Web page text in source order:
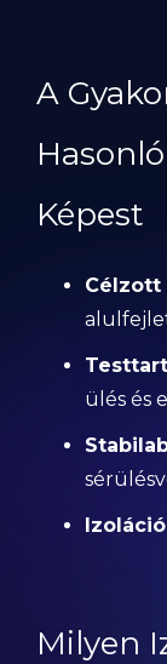
A
Képest
Célzott
ülés és
Milyen